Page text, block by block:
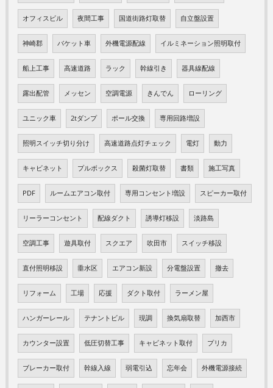
オフィスビル 夜間工事 国道街路灯取替 自立盤設置
神崎郡 バケット車 外機電源配線 イルミネーション照明取付
船上工事 高速道路 ラック 幹線引き 器具線配線
露出配管 メッセン 空調電源 きんでん ローリング
ユニック車 2tダンプ ポール交換 専用回路増設
照明スイッチ切り分け 高速道路点灯チェック 電灯 動力
キャビネット プルボックス 殺菌灯取替 書類 施工写真
PDF ルームエアコン取付 専用コンセント増設 スピーカー取付
リーラーコンセント 配線ダクト 誘導灯移設 淡路島
空調工事 遊具取付 スクエア 吹田市 スイッチ移設
直付照明移設 垂水区 エアコン新設 分電盤設置 撤去
リフォーム 工場 応援 ダクト取付 ラーメン屋
ハンガーレール テナントビル 現調 換気扇取替 加西市
カウンター設置 低圧切替工事 キャビネット取付 プリカ
ブレーカー取付 幹線入線 弱電引込 忘年会 外機電源接続